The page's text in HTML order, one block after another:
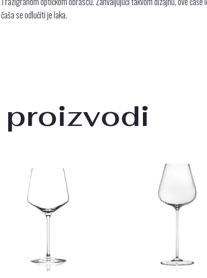
se odlučiti je laka.
proizvodi